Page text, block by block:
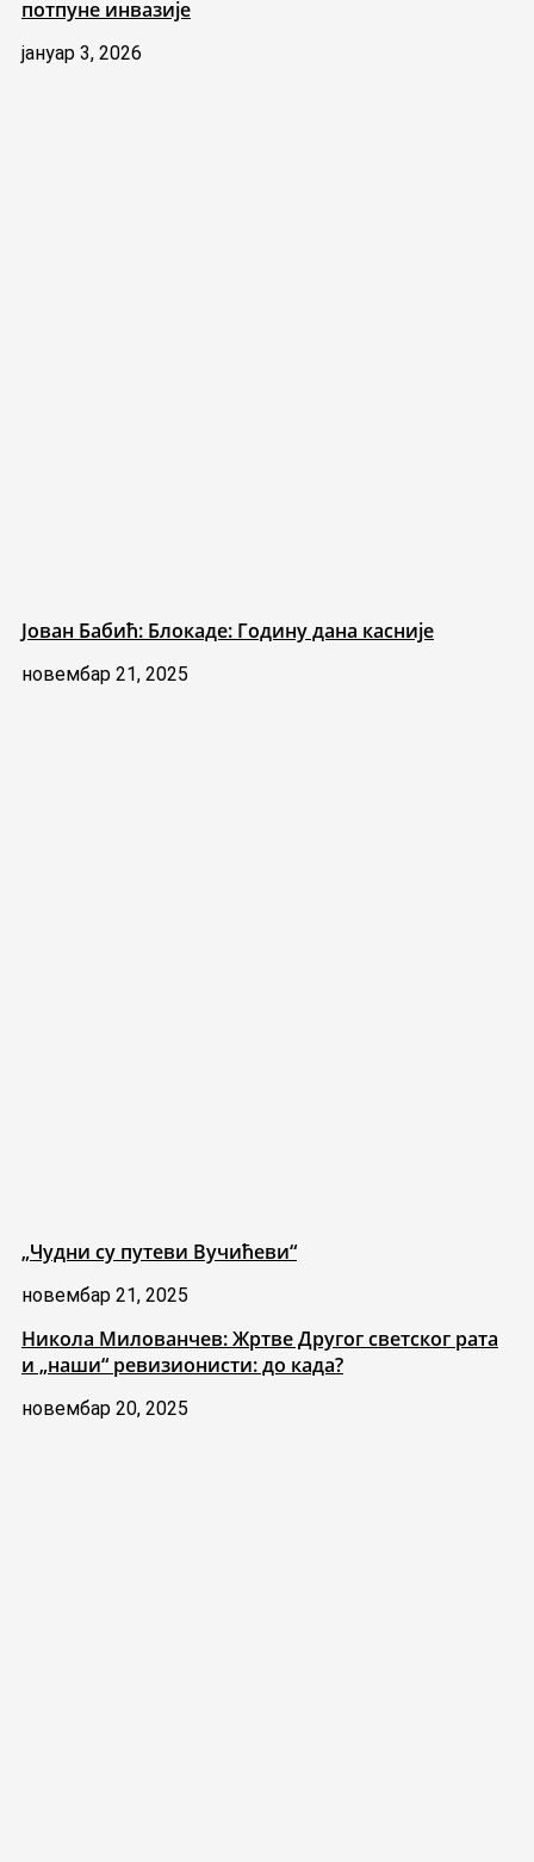
потпуне инвазије
јануар 3, 2026
Јован Бабић: Блокаде: Годину дана касније
новембар 21, 2025
„Чудни су путеви Вучићеви“
новембар 21, 2025
Никола Милованчев: Жртве Другог светског рата
и „наши“ ревизионисти: до када?
новембар 20, 2025